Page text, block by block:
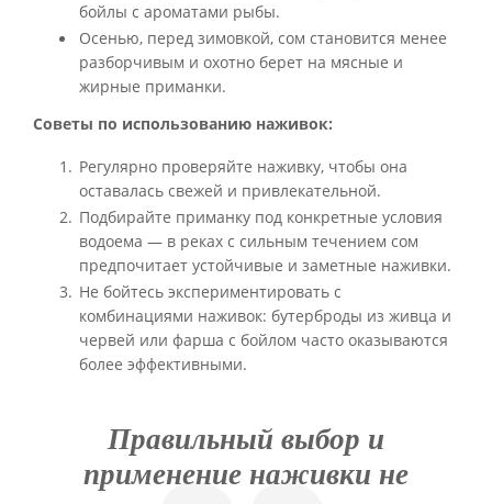
бойлы с ароматами рыбы.
Осенью, перед зимовкой, сом становится менее
разборчивым и охотно берет на мясные и
жирные приманки.
Советы по использованию наживок:
Регулярно проверяйте наживку, чтобы она
оставалась свежей и привлекательной.
Подбирайте приманку под конкретные условия
водоема — в реках с сильным течением сом
предпочитает устойчивые и заметные наживки.
Не бойтесь экспериментировать с
комбинациями наживок: бутерброды из живца и
червей или фарша с бойлом часто оказываются
более эффективными.
Правильный выбор и
применение наживки не